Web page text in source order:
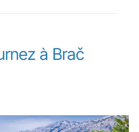
à Brač